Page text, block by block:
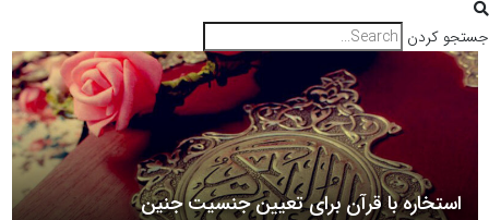
جستجو کردن
استخاره با قرآن برای تعیین جنسیت جنین